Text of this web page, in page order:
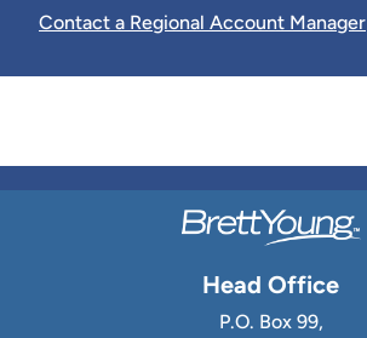
Contact a Regional Account Manager
Head Office
P.O. Box 99,